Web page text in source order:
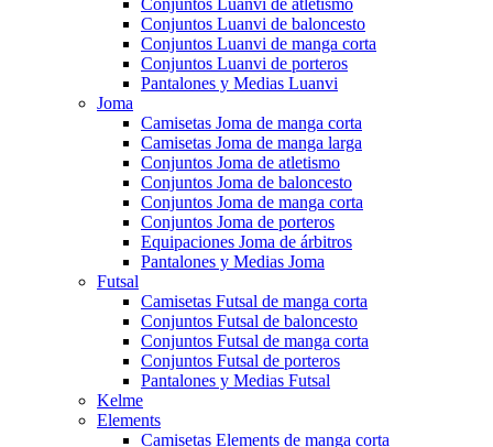
Conjuntos Luanvi de atletismo
Conjuntos Luanvi de baloncesto
Conjuntos Luanvi de manga corta
Conjuntos Luanvi de porteros
Pantalones y Medias Luanvi
Joma
Camisetas Joma de manga corta
Camisetas Joma de manga larga
Conjuntos Joma de atletismo
Conjuntos Joma de baloncesto
Conjuntos Joma de manga corta
Conjuntos Joma de porteros
Equipaciones Joma de árbitros
Pantalones y Medias Joma
Futsal
Camisetas Futsal de manga corta
Conjuntos Futsal de baloncesto
Conjuntos Futsal de manga corta
Conjuntos Futsal de porteros
Pantalones y Medias Futsal
Kelme
Elements
Camisetas Elements de manga corta